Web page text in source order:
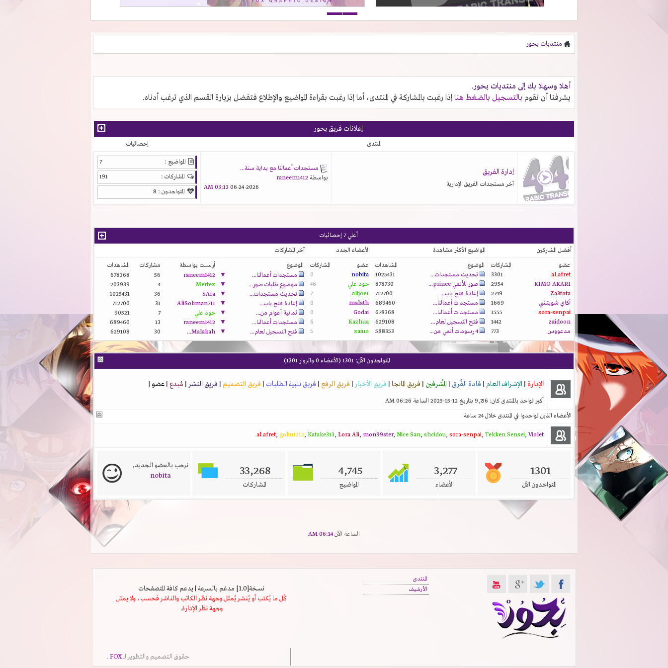
منتديات بحور
أهلا وسهلا بك إلى منتديات بحور.
يشرفنا أن تقوم بالتسجيل بالضغط هنا إذا رغبت بالمشاركة في المنتدى، أما إذا رغبت بقراءة المواضيع والإطلاع فتفضل بزيارة القسم الذي ترغب أدناه.
إعلانات فريق بحور
المنتدى إحصائيات
إدارة الفريق
آخر مستجدات الفريق الإدارية
مستجدات أعمالنا مع بداية سنة...
بواسطة raneem1412
06-24-2026
03:13 AM
المواضيع :
7
المشاركات :
191
المتواجدون : 8
أعلي 7 إحصائيات
أفضل المشاركين
المواضيع الأكثر مشاهدة الأعضاء الجدد
آخر المشاركات
عضو
المشاركات
al.afret
KIMO AKARI
Za3tota
أكاي شويتشي
sora-senpai
zaidoon
مدعووس
الموضوع
المشاهدات
تحديث مستجدات...
صور للأنمي prince...
إعادة فتح باب...
مستجدات أعمالنا...
مستجدات أعمالنا...
فتح التسجيل لعام...
4 رسومات أنمي من...
عضو
المشاركات
nobita
0
جود علي
46
alijoe1
7
malath
0
Godai
0
Kazhua
6
xaiuo
5
الموضوع أرسلت بواسطة مشاركات
المشاهدات
مستجدات أعمالنا...
▼
raneem1412
موضوع طلبات صور...
▼
Mertex
تحديث مستجدات...
▼
SAra
إعادة فتح باب...
▼
AliSoliman711
ثمانية أعوام من...
▼ جود علي 7
مستجدات أعمالنا...
▼
raneem1412
فتح التسجيل لعام...
▼
Malakah...
المتواجدون الآن: 1301 (الأعضاء 0 والزوار 1301)
الإدارة | الإشراف العام | قادة الفُرق | المُشرفين | فريق المانجا | فريق الأخبار | فريق الرفع | فريق تلبية الطلبات | فريق التصميم | فريق النشر | مُبدع | عضو
أكبر تواجد بالمنتدى كان: 9,756 بتاريخ 12-15-2025 الساعة 06:26 AM
الأعضاء الذين تواجدوا في المنتدى خلال 24 ساعة
al.afret, goku1212, Katake313, Lora Ali, mon99ster, Nice San, shcidou, sora-senpai, Tekken Sensei, Violet
1301
المتواجدون الآن
3,277
الأعضاء
4,745
المواضيع
33,268
المشاركات
نرحب بالعضو الجديد,
nobita
الساعة الآن06:14 AM
المنتدى
الأرشيف
نسخة[1.0] مدعَم بالسرعة | يدعم كافة المتصفحات
كُل ما يُكتب أو يُنشر يُمثل وجهة نظر الكاتب والناشر فحسب، ولا يمثل
وجهة نظر الإدارة.
حقوق التصميم والتطوير لــFOX
.